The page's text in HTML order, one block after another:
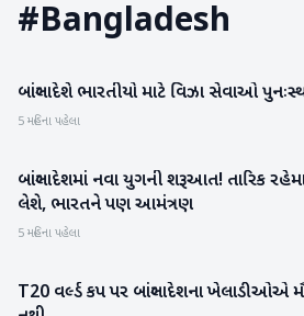
#Bangladesh
રાષ્ટ્રીય
બાંગ્લાદેશે ભારતીયો માટે વિઝા સેવાઓ
5 મહિના પહેલા
રાષ્ટ્રીય
બાંગ્લાદેશમાં નવા યુગની શરૂઆત! તારિક
લેશે, ભારતને પણ આમંત્રણ
5 મહિના પહેલા
રમતગમત
T20 વર્લ્ડ કપ પર બાંગ્લાદેશના ખેલાડીઓએ